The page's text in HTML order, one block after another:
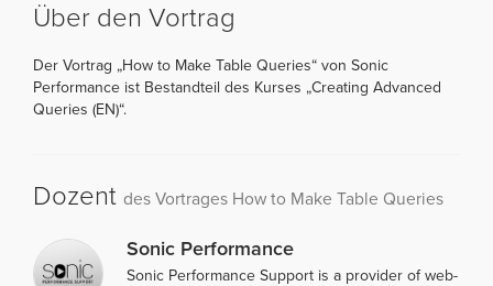
Über den Vortrag
Der Vortrag „How to Make Table Queries“ von Sonic
Performance ist Bestandteil des Kurses „Creating Advanced
Queries (EN)“.
Dozent des Vortrages How to Make Table Queries
Sonic Performance
Sonic Performance Support is a provider of web-